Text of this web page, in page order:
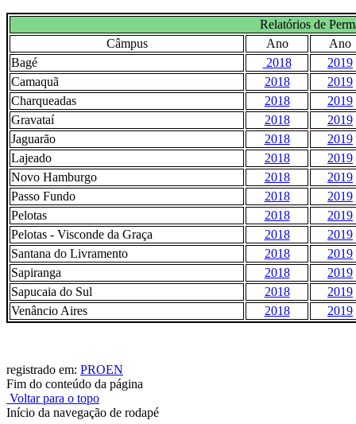
Relatórios de
Câmpus
Ano
Ano
Bagé
2018
2019
Camaquã
2018
2019
Charqueadas
2018
2019
Gravataí
2018
2019
Jaguarão
2018
2019
Lajeado
2018
2019
Novo Hamburgo
2018
2019
Passo Fundo
2018
2019
Pelotas
2018
2019
Pelotas - Visconde da Graça
2018
2019
Santana do Livramento
2018
2019
Sapiranga
2018
2019
Sapucaia do Sul
2018
2019
Venâncio Aires
2018 2019
registrado em: PROEN
Fim do conteúdo da página
Voltar para o topo
Início da navegação de rodapé